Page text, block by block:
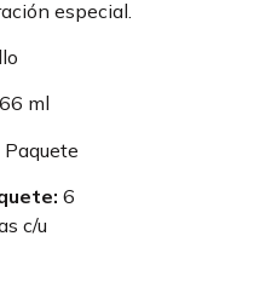
especial.
ml
Paquete
6
c/u